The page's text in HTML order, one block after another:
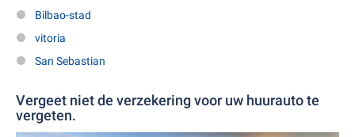
Bilbao-stad
vitoria
San Sebastian
Vergeet niet de verzekering voor uw huurauto te
vergeten.